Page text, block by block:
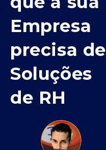
Empresa
precisa de
Soluções
de RH